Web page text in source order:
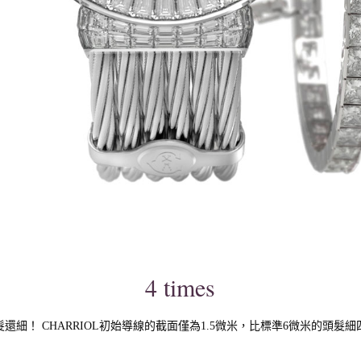
4 times
還細！ CHARRIOL初始導線的截面僅為1.5微米，比標準6微米的頭髮細